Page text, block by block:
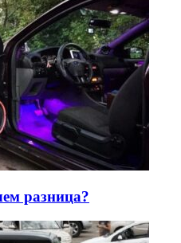
разница?